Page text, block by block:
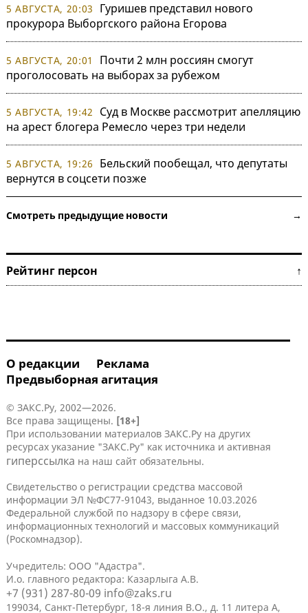
5 АВГУСТА, 20:03
Гуришев представил нового
прокурора Выборгского района Егорова
5 АВГУСТА, 20:01
Почти 2 млн россиян смогут
проголосовать на выборах за рубежом
5 АВГУСТА, 19:42
Суд в Москве рассмотрит апелляцию
на арест блогера Ремесло через три недели
5 АВГУСТА, 19:26
Бельский пообещал, что депутаты
вернутся в соцсети позже
Смотреть предыдущие новости →
Рейтинг персон ↑
О редакции
Реклама
Предвыборная агитация
© ЗАКС.Ру, 2002—2026.
Все права защищены. [18+]
При использовании материалов ЗАКС.Ру на других
ресурсах указание "ЗАКС.Ру" как источника и активная
гиперссылка на наш сайт обязательны.
Свидетельство о регистрации средства массовой
информации ЭЛ №ФС77-91043, выданное 10.03.2026
Федеральной службой по надзору в сфере связи,
информационных технологий и массовых коммуникаций
(Роскомнадзор).
Учредитель: ООО "Адастра".
И.о. главного редактора: Казарлыга А.В.
+7 (931) 287-80-09 info@zaks.ru
199034, Санкт-Петербург, 18-я линия В.О., д. 11 литера А,